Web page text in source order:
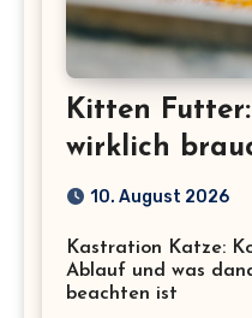
Kitten
wirklich
Menge,
10. August 2026
Kastration Katze:
Ablauf und was
beachten ist